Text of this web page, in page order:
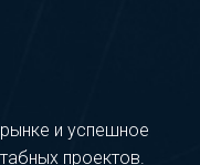
и успешное
проектов.